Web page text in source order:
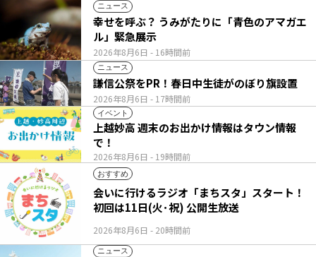
ニュース
2026年8月6日 - 16時間前
幸せを呼ぶ？ うみがたりに「青色のアマガエ
ル」緊急展示
ニュース
2026年8月6日 - 17時間前
謙信公祭をPR！春日中生徒がのぼり旗設置
イベント
2026年8月6日 - 19時間前
上越妙高 週末のお出かけ情報はタウン情報
で！
おすすめ
2026年8月6日 - 20時間前
会いに行けるラジオ「まちスタ」スタート！
初回は11日(火･祝) 公開生放送
ニュース